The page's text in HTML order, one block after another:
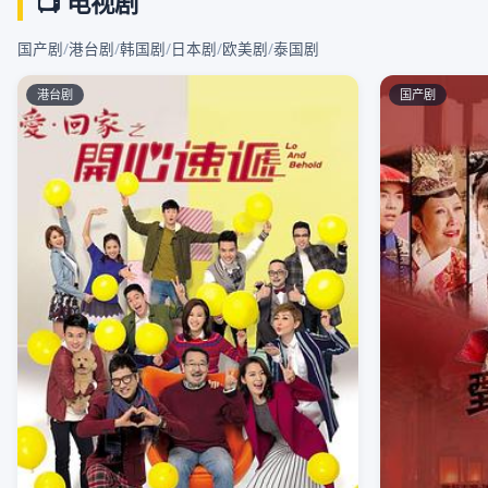
国产剧/港台剧/韩国剧/日本剧/欧美剧/泰国剧
港台剧 国产剧